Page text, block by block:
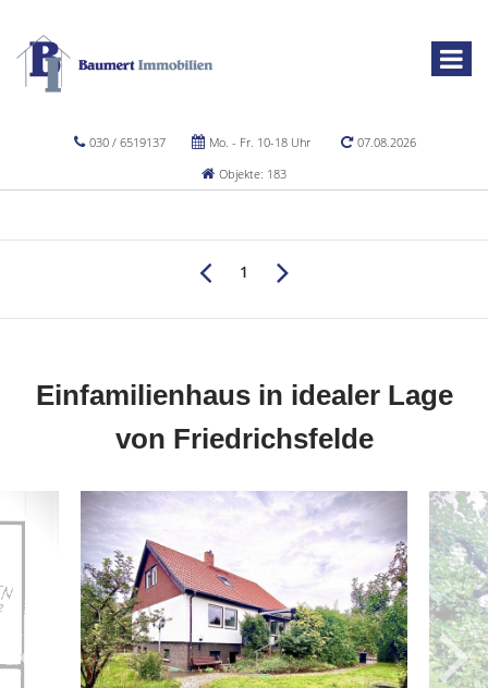
030 / 6519137 Mo. - Fr. 10-18 Uhr
07.08.2026
Objekte: 183
1
Einfamilienhaus in idealer Lage
von Friedrichsfelde